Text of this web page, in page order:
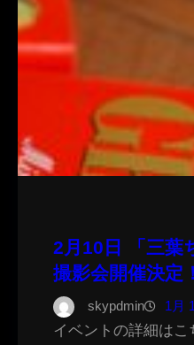
2月10日 「三葉
撮影会開催決定
skypdmin 1月
イベントの詳細は